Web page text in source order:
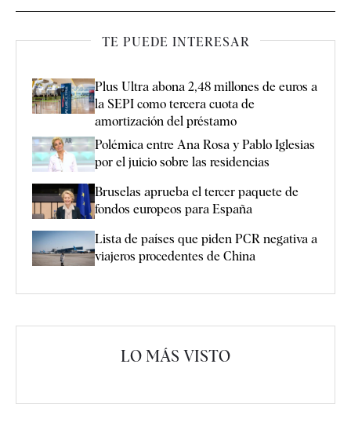
TE PUEDE INTERESAR
Plus Ultra abona 2,48 millones de euros a
la SEPI como tercera cuota de
amortización del préstamo
Polémica entre Ana Rosa y Pablo Iglesias
por el juicio sobre las residencias
Bruselas aprueba el tercer paquete de
fondos europeos para España
Lista de países que piden PCR negativa a
viajeros procedentes de China
LO MÁS VISTO